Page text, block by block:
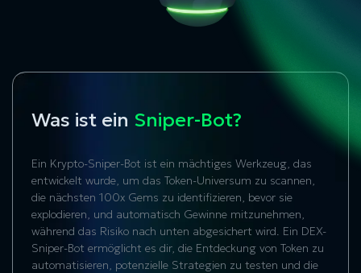
Was ist ein Sniper-Bot?
Ein Krypto-Sniper-Bot ist ein mächtiges Werkzeug, das
entwickelt wurde, um das Token-Universum zu scannen,
die nächsten 100x Gems zu identifizieren, bevor sie
explodieren, und automatisch Gewinne mitzunehmen,
während das Risiko nach unten abgesichert wird. Ein DEX-
Sniper-Bot ermöglicht es dir, die Entdeckung von Token zu
automatisieren, potenzielle Strategien zu testen und die